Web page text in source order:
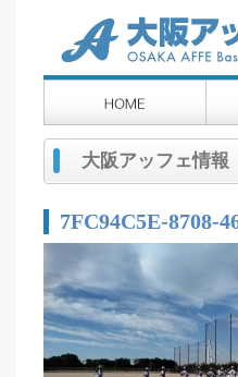
大阪アッフェ情報
7FC94C5E-8708-